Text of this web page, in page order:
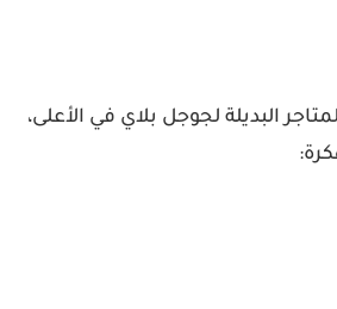
البديلة لجوجل بلاي في الأعلى،